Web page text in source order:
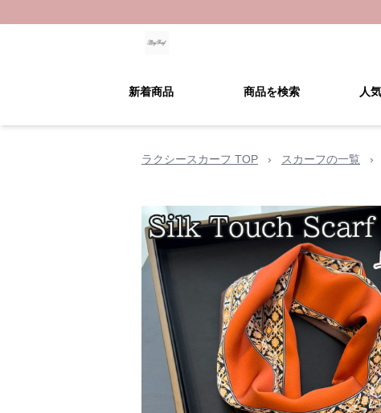
新着商品 商品を検索 人
ラクシースカーフ TOP › スカーフの一覧 ›